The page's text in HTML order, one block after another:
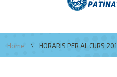
Home \ HORARIS PER AL CURS